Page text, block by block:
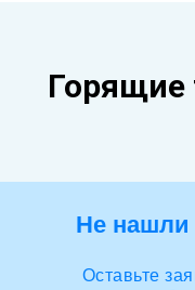
Горящие
Оставьте
Не нашли